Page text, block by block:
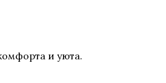
и уюта.